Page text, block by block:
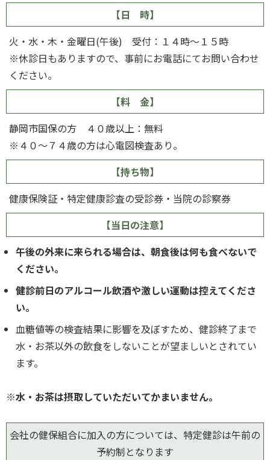
【日 時】
火・水・木・金曜日(午後) 受付：１４時～１５時
※休診日もありますので、事前にお電話にてお問い合わせ
ください。
【料 金】
静岡市国保の方 ４０歳以上：無料
※４０～７４歳の方は心電図検査あり。
【持ち物】
健康保険証・特定健康診査の受診券・当院の診察券
【当日の注意】
午後の外来に来られる場合は、朝食後は何も食べないで
ください。
健診前日のアルコール飲酒や激しい運動は控えてくださ
い。
血糖値等の検査結果に影響を及ぼすため、健診終了まで
水・お茶以外の飲食をしないことが望ましいとされてい
ます。
※水・お茶は摂取していただいてかまいません。
会社の健保組合に加入の方については、特定健診は午前の
予約制となります